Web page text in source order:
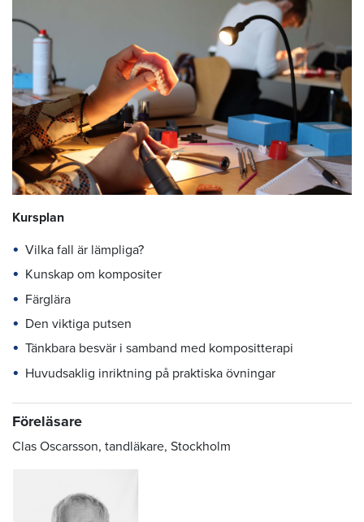
Kursplan
Vilka fall är lämpliga?
Kunskap om kompositer
Färglära
Den viktiga putsen
Tänkbara besvär i samband med kompositterapi
Huvudsaklig inriktning på praktiska övningar
Föreläsare
Clas Oscarsson, tandläkare, Stockholm